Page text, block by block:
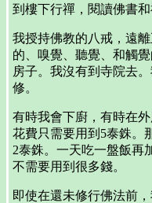
到樓下行禪，閱讀佛書和
我授持佛教的八戒，遠
的、嗅覺、聽覺、和觸
房子。我沒有到寺院去
修。
有時我會下廚，有時在
花費只需要用到5泰銖。
2泰銖。一天吃一盤飯再
不需要用到很多錢。
即使在還未修行佛法前